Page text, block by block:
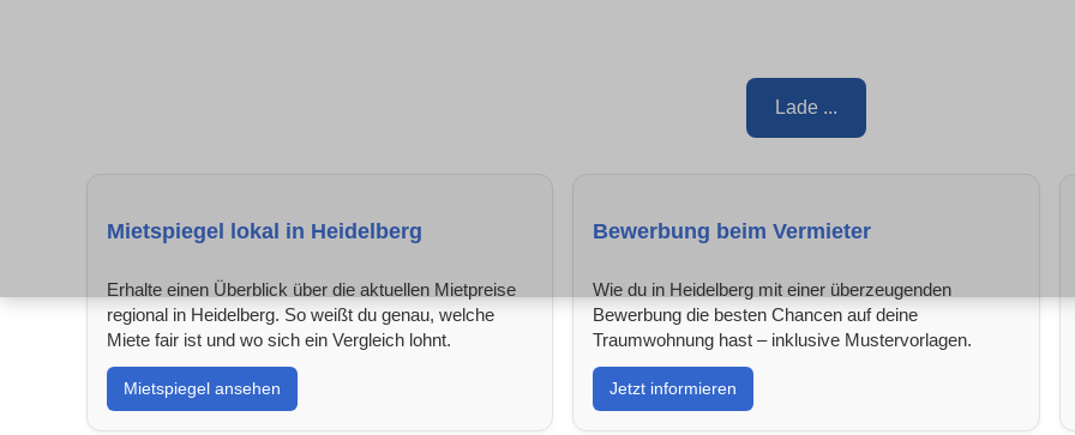
Lade ...
Mietspiegel lokal in Heidelberg
Erhalte einen Überblick über die aktuellen Mietpreise
regional in Heidelberg. So weißt du genau, welche
Miete fair ist und wo sich ein Vergleich lohnt.
Mietspiegel ansehen
Bewerbung beim Vermieter
Wie du in Heidelberg mit einer überzeugenden
Bewerbung die besten Chancen auf deine
Traumwohnung hast – inklusive Mustervorlagen.
Jetzt informieren